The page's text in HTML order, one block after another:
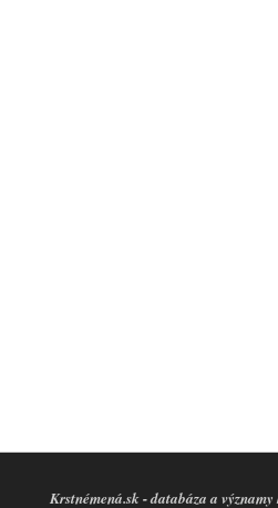
Krstnémená.sk - databáza a